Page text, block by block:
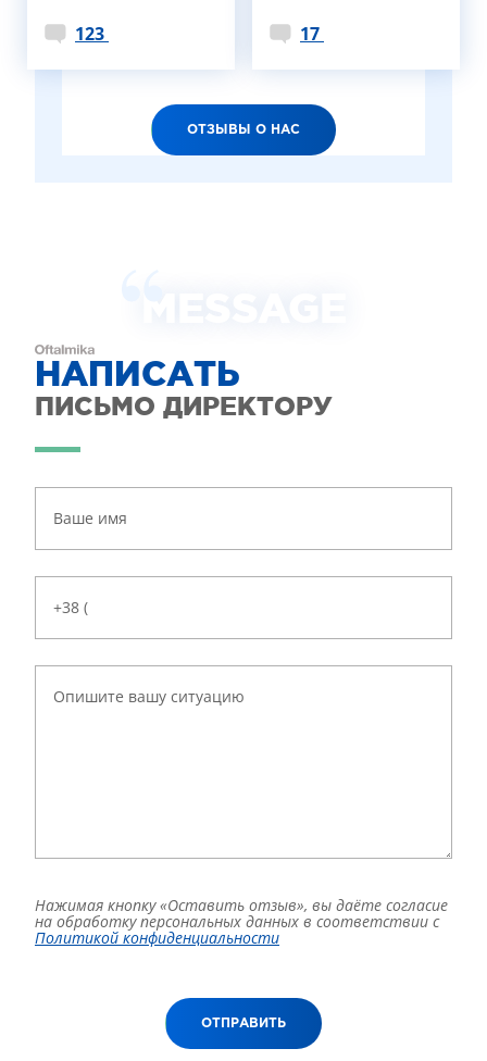
123 17
ОТЗЫВЫ О НАС
НАПИСАТЬ
ПИСЬМО ДИРЕКТОРУ
Нажимая кнопку «Оставить отзыв», вы даёте согласие
на обработку персональных данных в соответствии с
Политикой конфиденциальности
ОТПРАВИТЬ